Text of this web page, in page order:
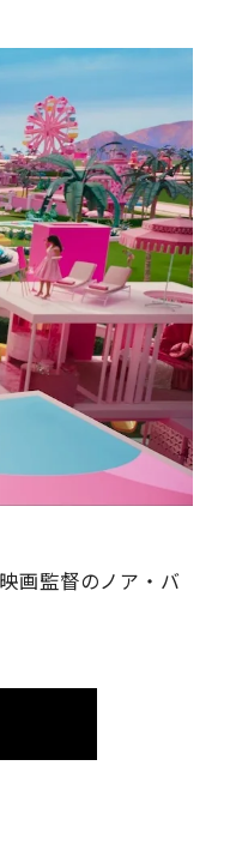
画監督のノア・バ